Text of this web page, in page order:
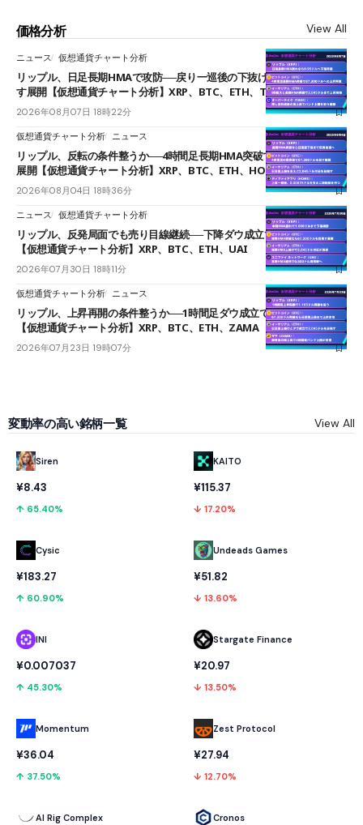
価格分析 View All
ニュース 仮想通貨チャート分析
リップル、日足長期HMAで攻防──戻り一巡後の下抜けで0.95ドルを試
す展開【仮想通貨チャート分析】XRP、BTC、ETH、TAKE
2026年08月07日 18時22分
仮想通貨チャート分析 ニュース
リップル、反転の条件整うか──4時間足長期HMA突破で雲下端を目指す
展開【仮想通貨チャート分析】XRP、BTC、ETH、HOME
2026年08月04日 18時36分
ニュース 仮想通貨チャート分析
リップル、反発局面でも売り目線継続──下降ダウ成立で下値追う展開
【仮想通貨チャート分析】XRP、BTC、ETH、UAI
2026年07月30日 18時11分
仮想通貨チャート分析 ニュース
リップル、上昇再開の条件整うか──1時間足ダウ成立で1.185ドルを狙う
【仮想通貨チャート分析】XRP、BTC、ETH、ZAMA
2026年07月23日 19時07分
変動率の高い銘柄一覧 View All
Siren
¥8.43
↑ 65.40%
Cysic
¥183.27
↑ 60.90%
INI
¥0.007037
↑ 45.30%
Momentum
¥36.04
↑ 37.50%
AI Rig Complex
KAITO
¥115.37
↓ 17.20%
Undeads Games
¥51.82
↓ 13.60%
Stargate Finance
¥20.97
↓ 13.50%
Zest Protocol
¥27.94
↓ 12.70%
Cronos